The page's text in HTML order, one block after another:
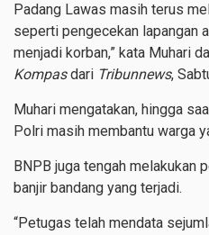
Padang Lawas masih terus
seperti pengecekan lapangan
menjadi korban,” kata Muhari
Kompasdari Tribunnews,
Muhari mengatakan, hingga
Polri masih membantu warga
BNPB juga tengah melakukan
banjir bandang yang terjadi.
“Petugas telah mendata